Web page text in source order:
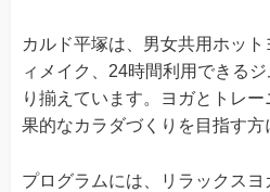
カルド平塚は、男女共用ホッ
ィメイク、24時間利用できる
り揃えています。ヨガとトレ
果的なカラダづくりを目指す方
プログラムには、リラックス